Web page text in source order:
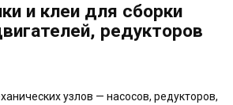
и клеи для сборки
редукторов
узлов — насосов, редукторов,